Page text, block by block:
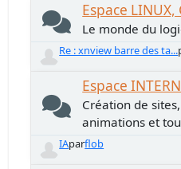
Espace LINUX,
Le monde du
Re : xnview barre des ta...
Espace
Création de
animations et
IAparflob